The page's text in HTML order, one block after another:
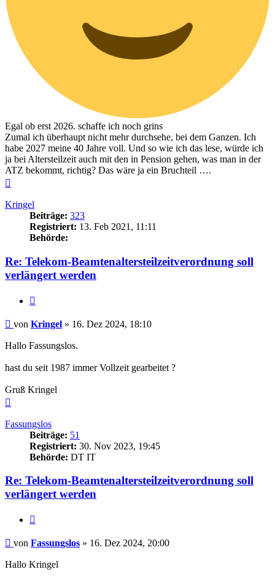
Egal ob erst 2026. schaffe ich noch grins
Zumal ich überhaupt nicht mehr durchsehe, bei dem Ganzen. Ich
habe 2027 meine 40 Jahre voll. Und so wie ich das lese, würde ich
ja bei Altersteilzeit auch mit den in Pension gehen, was man in der
ATZ bekommt, richtig? Das wäre ja ein Bruchteil ….
Kringel
Beiträge: 323
Registriert: 13. Feb 2021, 11:11
Behörde:
Re: Telekom-Beamtenaltersteilzeitverordnung soll
verlängert werden
Beitrag
von Kringel » 16. Dez 2024, 18:10
Hallo Fassungslos.
hast du seit 1987 immer Vollzeit gearbeitet ?
Gruß Kringel
Fassungslos
Beiträge: 51
Registriert: 30. Nov 2023, 19:45
Behörde: DT IT
Re: Telekom-Beamtenaltersteilzeitverordnung soll
verlängert werden
Beitrag
von Fassungslos » 16. Dez 2024, 20:00
Hallo Kringel